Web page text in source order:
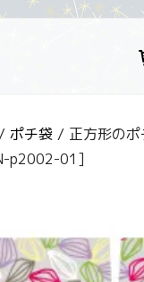
/ ポチ袋 / 正方形のポ
p2002-01]